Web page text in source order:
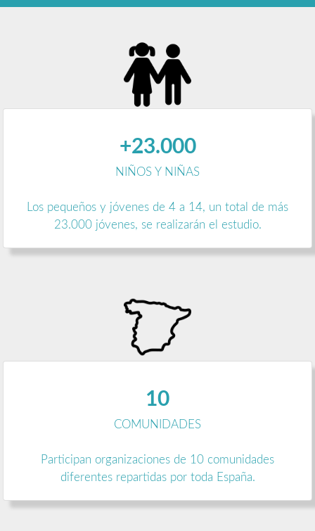
+23.000
NIÑOS Y NIÑAS
Los pequeños y jóvenes de 4 a 14, un total de más
23.000 jóvenes, se realizarán el estudio.
10
COMUNIDADES
Participan organizaciones de 10 comunidades
diferentes repartidas por toda España.